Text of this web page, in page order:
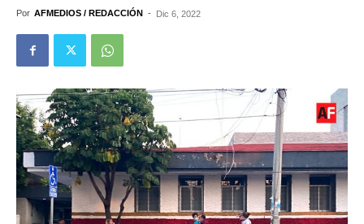
Por AFMEDIOS / REDACCIÓN - Dic 6, 2022